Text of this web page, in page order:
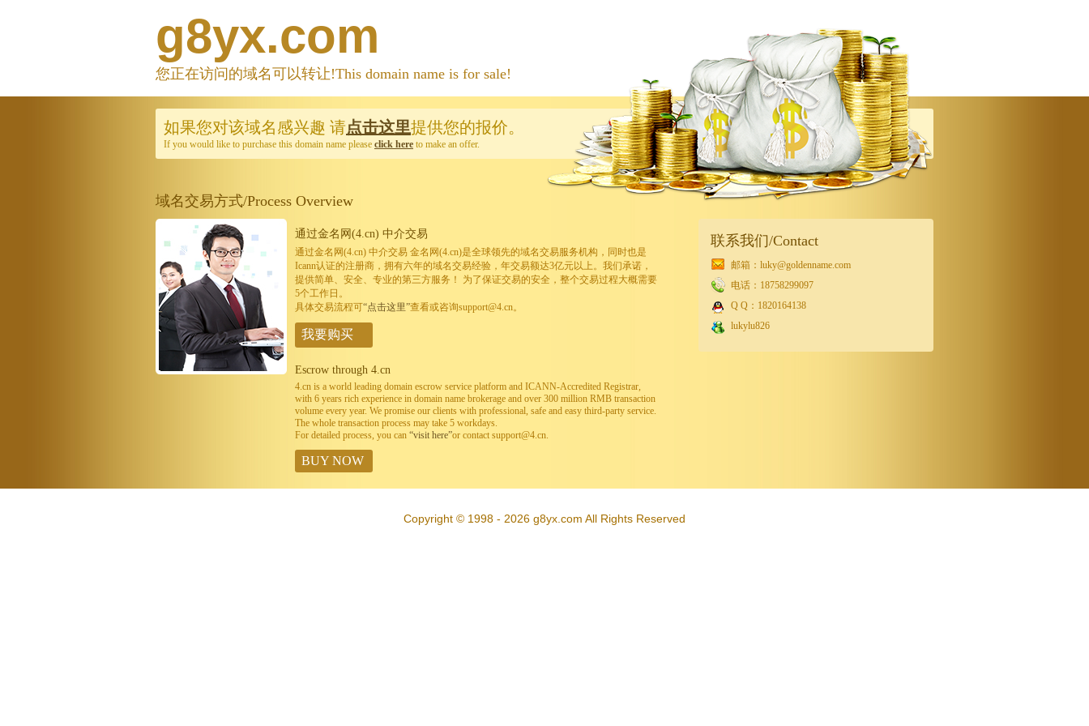
g8yx.com
您正在访问的域名可以转让!This domain name is for sale!
如果您对该域名感兴趣 请点击这里提供您的报价。
If you would like to purchase this domain name please click here to make an offer.
域名交易方式/Process Overview
通过金名网(4.cn) 中介交易
通过金名网(4.cn) 中介交易 金名网(4.cn)是全球领先的域名交易服务机构，同时也是
Icann认证的注册商，拥有六年的域名交易经验，年交易额达3亿元以上。我们承诺，
提供简单、安全、专业的第三方服务！ 为了保证交易的安全，整个交易过程大概需要
5个工作日。
具体交易流程可“点击这里”查看或咨询support@4.cn。
我要购买
Escrow through 4.cn
4.cn is a world leading domain escrow service platform and ICANN-Accredited Registrar,
with 6 years rich experience in domain name brokerage and over 300 million RMB transaction
volume every year. We promise our clients with professional, safe and easy third-party service.
The whole transaction process may take 5 workdays.
For detailed process, you can “visit here”or contact support@4.cn.
BUY NOW
联系我们/Contact
邮箱：luky@goldenname.com
电话：18758299097
Q Q：1820164138
lukylu826
Copyright © 1998 - 2026 g8yx.com All Rights Reserved